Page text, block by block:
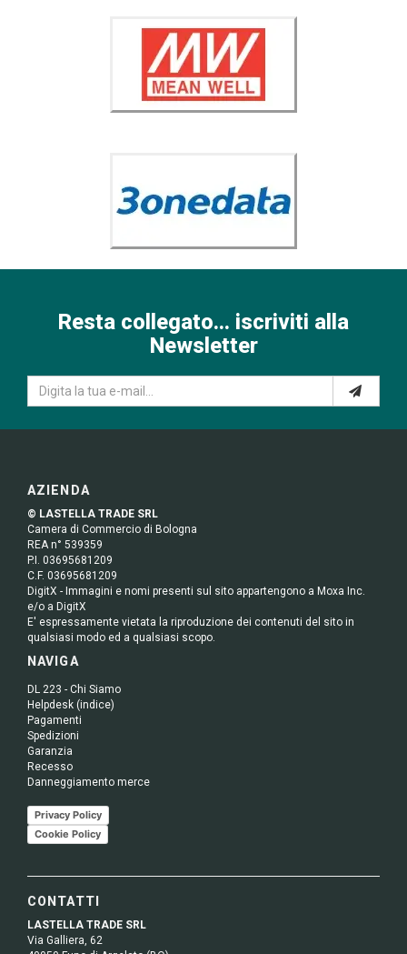
Resta collegato... iscriviti alla
Newsletter
AZIENDA
© LASTELLA TRADE SRL
Camera di Commercio di Bologna
REA n° 539359
P.I. 03695681209
C.F. 03695681209
DigitX - Immagini e nomi presenti sul sito appartengono a Moxa Inc.
e/o a DigitX
E' espressamente vietata la riproduzione dei contenuti del sito in
qualsiasi modo ed a qualsiasi scopo.
NAVIGA
DL 223 - Chi Siamo
Helpdesk (indice)
Pagamenti
Spedizioni
Garanzia
Recesso
Danneggiamento merce
Privacy Policy
Cookie Policy
CONTATTI
LASTELLA TRADE SRL
Via Galliera, 62